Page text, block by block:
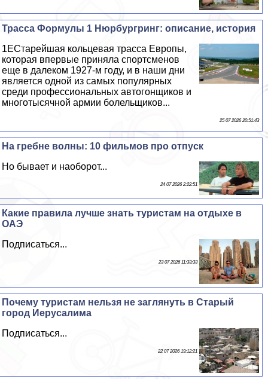
Трасса Формулы 1 Нюрбургринг: описание, история
1EСтарейшая кольцевая трасса Европы,
которая впервые приняла спортсменов
еще в далеком 1927-м году, и в наши дни
является одной из самых популярных
среди профессиональных автогонщиков и
многотысячной армии болельщиков...
25 07 2026 20:51:43
На гребне волны: 10 фильмов про отпуск
Но бывает и наоборот...
24 07 2026 2:22:51
Какие правила лучше знать туристам на отдыхе в
ОАЭ
Подписаться...
23 07 2026 11:33:33
Почему туристам нельзя не заглянуть в Старый
город Иерусалима
Подписаться...
22 07 2026 19:12:21